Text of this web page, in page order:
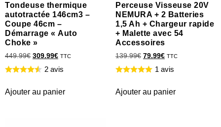
Tondeuse thermique
autotractée 146cm3 –
Coupe 46cm –
Démarrage « Auto
Choke »
449.99€ 309.99€ TTC
2 avis
Ajouter au panier
Perceuse Visseuse 20V
NEMURA + 2 Batteries
1,5 Ah + Chargeur rapide
+ Malette avec 54
Accessoires
139.99€ 79.99€ TTC
1 avis
Ajouter au panier